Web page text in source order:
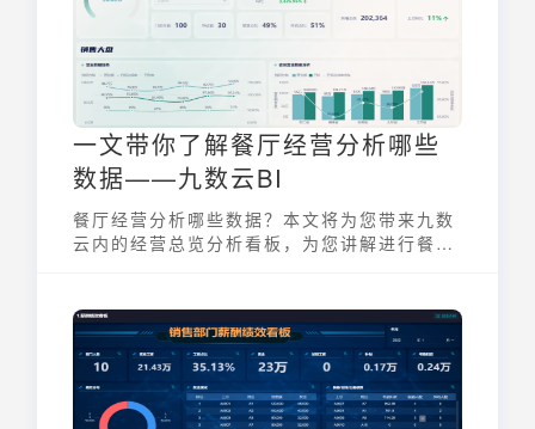
一文带你了解餐厅经营分析哪些
数据——九数云BI
餐厅经营分析哪些数据？本文将为您带来九数
云内的经营总览分析看板，为您讲解进行餐厅